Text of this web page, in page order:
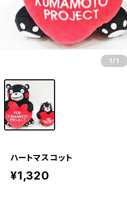
1 /1
ハートマスコット
¥1,320